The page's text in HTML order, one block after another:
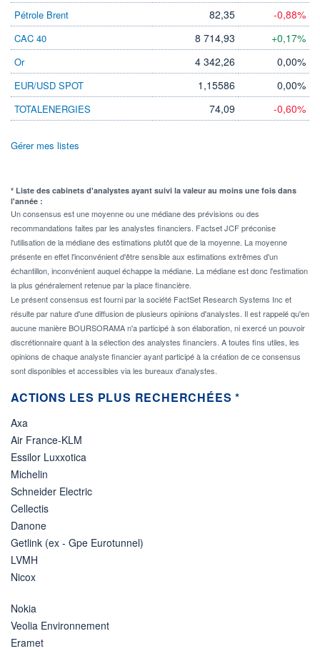
Pétrole Brent 82,35 -0,88%
CAC 40 8 714,93 +0,17%
Or 4 342,26 0,00%
EUR/USD SPOT 1,15586 0,00%
TOTALENERGIES 74,09 -0,60%
Gérer mes listes
* Liste des cabinets d'analystes ayant suivi la valeur au moins une fois dans
l'année :
Un consensus est une moyenne ou une médiane des prévisions ou des
recommandations faites par les analystes financiers. Factset JCF préconise
l'utilisation de la médiane des estimations plutôt que de la moyenne. La moyenne
présente en effet l'inconvénient d'être sensible aux estimations extrêmes d'un
échantillon, inconvénient auquel échappe la médiane. La médiane est donc l'estimation
la plus généralement retenue par la place financière.
Le présent consensus est fourni par la société FactSet Research Systems Inc et
résulte par nature d'une diffusion de plusieurs opinions d'analystes. Il est rappelé qu'en
aucune manière BOURSORAMA n'a participé à son élaboration, ni exercé un pouvoir
discrétionnaire quant à la sélection des analystes financiers. A toutes fins utiles, les
opinions de chaque analyste financier ayant participé à la création de ce consensus
sont disponibles et accessibles via les bureaux d'analystes.
ACTIONS LES PLUS RECHERCHÉES *
Axa
Air France-KLM
Essilor Luxxotica
Michelin
Schneider Electric
Cellectis
Danone
Getlink (ex - Gpe Eurotunnel)
LVMH
Nicox
Nokia
Veolia Environnement
Eramet